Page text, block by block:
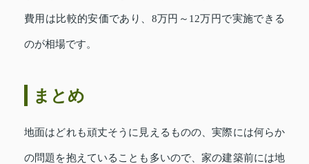
費用は比較的安価であり、8万円～12万円で実施できる
のが相場です。
まとめ
地面はどれも頑丈そうに見えるものの、実際には何らか
の問題を抱えていることも多いので、家の建築前には地